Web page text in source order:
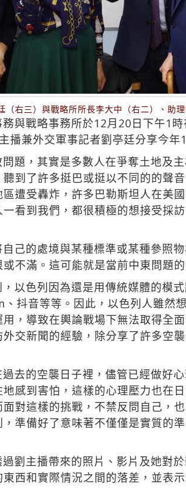
右三）與戰略所所長李大中（右二）、助
務與戰略事務所於12月20日下午1
播兼外交軍事記者劉亭廷分享今年
題，其實是多數人在爭奪土地及
到了許多挺巴或挺以不同的的聲
遭受轟炸，許多巴勒斯坦人在美
看到我們，都很積極的想接受採
己的處境與某種標準或某種參照
不滿。這可能就是當前中東問題的
以色列因為還是用傳統媒體的模
抖音等等。因此，以色列人雖然
，導致在輿論戰場下無法取得全
交新聞的經驗，除分享了許多空
去的空襲日子裡，儘管已經做好
感到害怕，這樣的心理壓力也在
對這樣的挑戰，不禁反問自己，
準備好了意味著不僅僅是實質的
劉主播帶來的照片、影片及她對
西和實際情況之間的落差，並表示